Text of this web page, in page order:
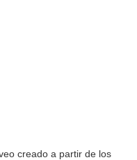
creado a partir de los